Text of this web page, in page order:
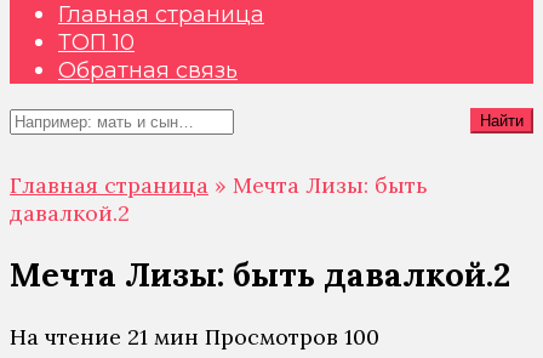
Главная страница
ТОП 10
Обратная связь
Search
Найти
Главная страница » Мечта Лизы: быть
давалкой.2
Мечта Лизы: быть давалкой.2
На чтение 21 мин Просмотров 100